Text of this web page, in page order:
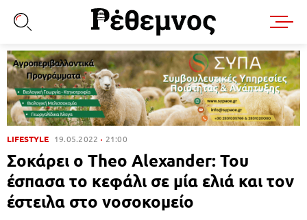
LIFESTYLE 19.05.2022 21:00
Σοκάρει ο Theo Alexander: Του
έσπασα το κεφάλι σε μία ελιά και τον
έστειλα στο νοσοκομείο